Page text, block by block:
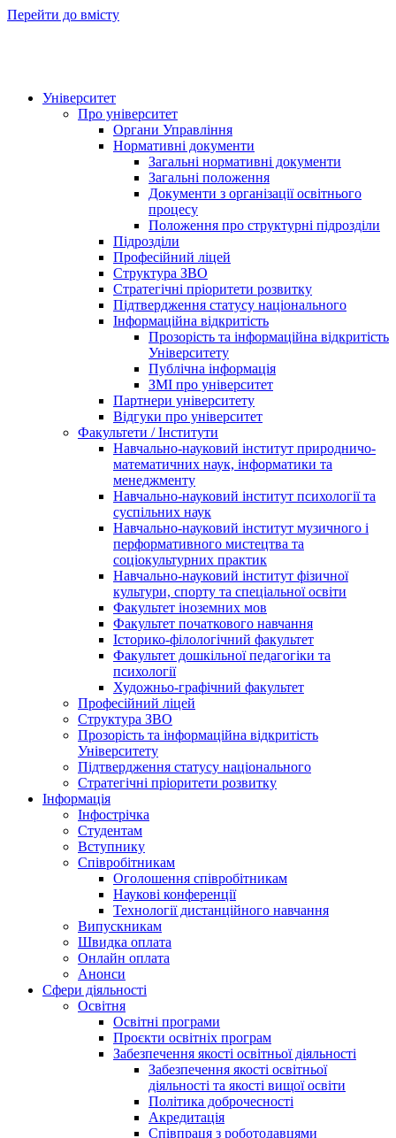
Перейти до вмісту
Університет
Про університет
Органи Управління
Нормативні документи
Загальні нормативні документи
Загальні положення
Документи з організації освітнього
процесу
Положення про структурні підрозділи
Підрозділи
Професійний ліцей
Структура ЗВО
Стратегічні пріоритети розвитку
Підтвердження статусу національного
Інформаційна відкритість
Прозорість та інформаційна відкритість
Університету
Публічна інформація
ЗМІ про університет
Партнери університету
Відгуки про університет
Факультети / Інститути
Навчально-науковий інститут природничо-
математичних наук, інформатики та
менеджменту
Навчально-науковий інститут психології та
суспільних наук
Навчально-науковий інститут музичного і
перформативного мистецтва та
соціокультурних практик
Навчально-науковий інститут фізичної
культури, спорту та спеціальної освіти
Факультет іноземних мов
Факультет початкового навчання
Історико-філологічний факультет
Факультет дошкільної педагогіки та
психології
Художньо-графічний факультет
Професійний ліцей
Структура ЗВО
Прозорість та інформаційна відкритість
Університету
Підтвердження статусу національного
Стратегічні пріоритети розвитку
Інформація
Інфострічка
Студентам
Вступнику
Співробітникам
Оголошення співробітникам
Наукові конференції
Технології дистанційного навчання
Випускникам
Швидка оплата
Онлайн оплата
Анонси
Сфери діяльності
Освітня
Освітні програми
Проєкти освітніх програм
Забезпечення якості освітньої діяльності
Забезпечення якості освітньої
діяльності та якості вищої освіти
Політика доброчесності
Акредитація
Співпраця з роботодавцями